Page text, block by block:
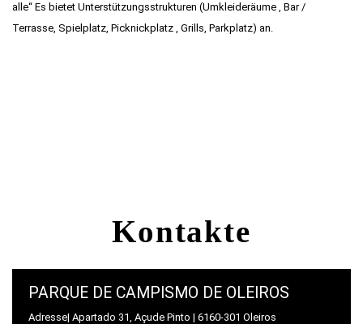
alle“ Es bietet Unterstützungsstrukturen (Umkleideräume , Bar /
Terrasse, Spielplatz, Picknickplatz , Grills, Parkplatz) an.
Kontakte
PARQUE DE CAMPISMO DE OLEIROS
Adresse| Apartado 31, Açude Pinto | 6160-301 Oleiros